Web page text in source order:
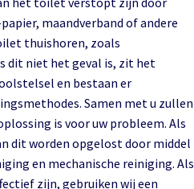
maandverband of andere
thuishoren, zoals
dit niet het geval is, zit het
en bestaan er
Samen met u zullen
is voor uw probleem. Als
dit worden opgelost door middel
en mechanische reiniging. Als
zijn, gebruiken wij een